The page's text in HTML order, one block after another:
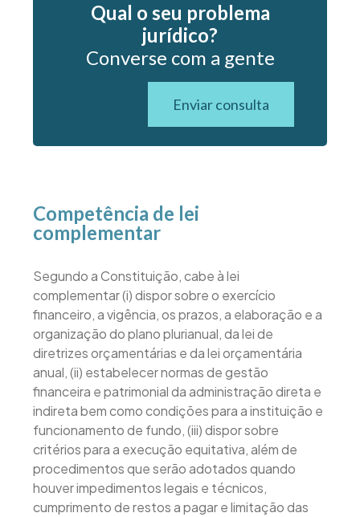
Qual o seu problema
jurídico?
Converse com a gente
Enviar consulta
Competência de lei
complementar
Segundo a Constituição, cabe à lei
complementar (i) dispor sobre o exercício
financeiro, a vigência, os prazos, a elaboração e a
organização do plano plurianual, da lei de
diretrizes orçamentárias e da lei orçamentária
anual, (ii) estabelecer normas de gestão
financeira e patrimonial da administração direta e
indireta bem como condições para a instituição e
funcionamento de fundo, (iii) dispor sobre
critérios para a execução equitativa, além de
procedimentos que serão adotados quando
houver impedimentos legais e técnicos,
cumprimento de restos a pagar e limitação das